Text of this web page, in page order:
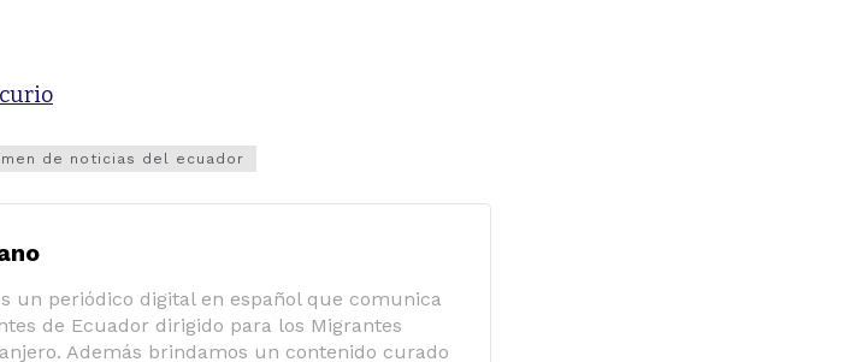
de noticias del ecuador
un periódico digital en español que comunica
de Ecuador dirigido para los Migrantes
Además brindamos un contenido curado